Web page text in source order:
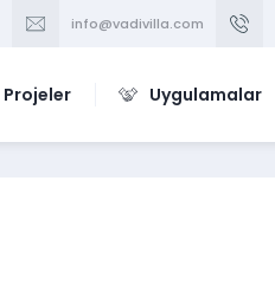
info@vadivilla.com
Projeler Uygulamalar